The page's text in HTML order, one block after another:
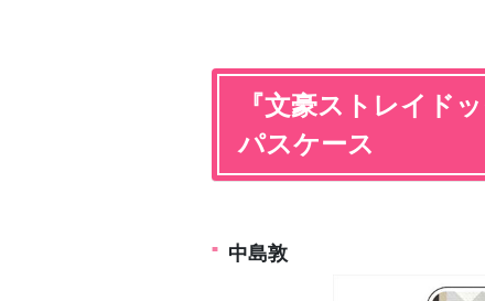
『文豪ストレイド
パスケース
中島敦